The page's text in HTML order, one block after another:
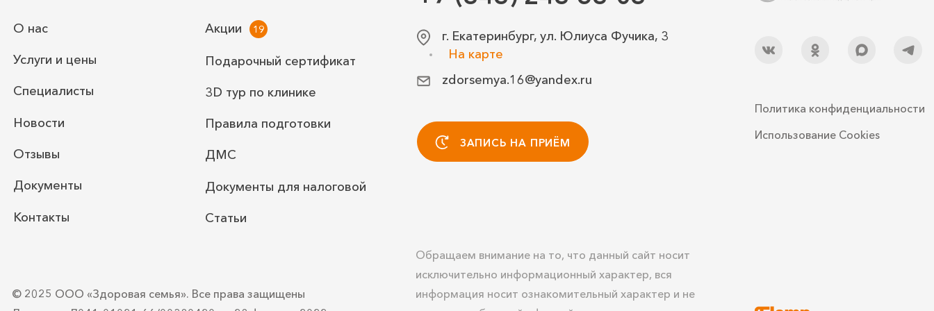
4 000 ₽
Вскрытие и дренирование карбункула, гидраденита
3 500₽
Первичная хирургическая обработка ран с наложением классического шва (ПХО)
Наложение вторичных швов
Прием врача хирурга (повторно) (дети)
г. Екатеринбург, ул. Юлиуса Фучика, 3
На карте
zdorsemya.16@yandex.ru
ЗАПИСЬ НА ПРИЁМ
О нас
Услуги и цены
Специалисты
Новости
Отзывы
Документы
Контакты
Акции
Подарочный сертификат
3D тур по клинике
Правила подготовки
ДМС
Документы для налоговой
Статьи
Политика конфиденциальности
Использование Cookies
© 2025 ООО «Здоровая семья». Все права защищены
Обращаем внимание на то, что данный сайт носит
исключительно информационный характер, вся
информация носит ознакомительный характер и не